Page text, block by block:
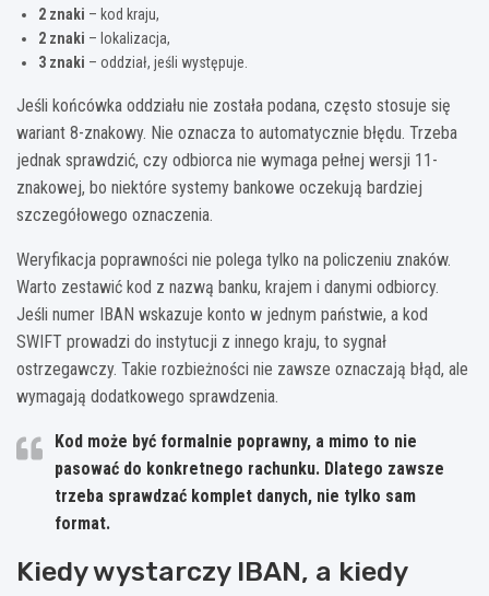
2 znaki – kod kraju,
2 znaki – lokalizacja,
3 znaki – oddział, jeśli występuje.
Jeśli końcówka oddziału nie została podana, często stosuje się
wariant 8-znakowy. Nie oznacza to automatycznie błędu. Trzeba
jednak sprawdzić, czy odbiorca nie wymaga pełnej wersji 11-
znakowej, bo niektóre systemy bankowe oczekują bardziej
szczegółowego oznaczenia.
Weryfikacja poprawności nie polega tylko na policzeniu znaków.
Warto zestawić kod z nazwą banku, krajem i danymi odbiorcy.
Jeśli numer IBAN wskazuje konto w jednym państwie, a kod
SWIFT prowadzi do instytucji z innego kraju, to sygnał
ostrzegawczy. Takie rozbieżności nie zawsze oznaczają błąd, ale
wymagają dodatkowego sprawdzenia.
Kod może być formalnie poprawny, a mimo to nie
pasować do konkretnego rachunku. Dlatego zawsze
trzeba sprawdzać komplet danych, nie tylko sam
format.
Kiedy wystarczy IBAN, a kiedy